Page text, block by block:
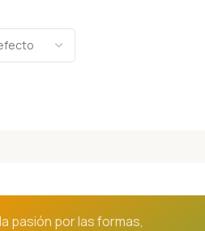
pasión por las formas,